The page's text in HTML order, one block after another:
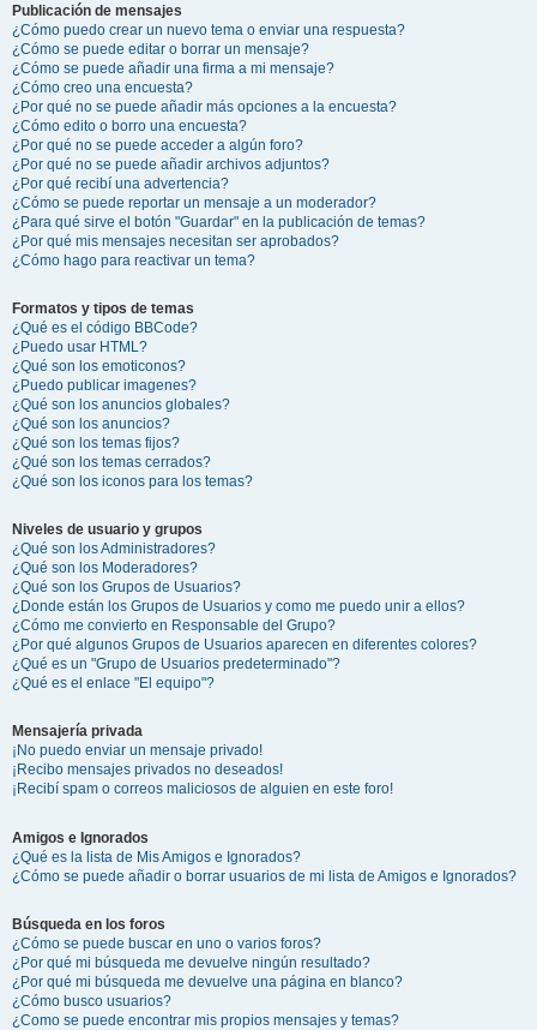
Publicación de mensajes
¿Cómo puedo crear un nuevo tema o enviar una respuesta?
¿Cómo se puede editar o borrar un mensaje?
¿Cómo se puede añadir una firma a mi mensaje?
¿Cómo creo una encuesta?
¿Por qué no se puede añadir más opciones a la encuesta?
¿Cómo edito o borro una encuesta?
¿Por qué no se puede acceder a algún foro?
¿Por qué no se puede añadir archivos adjuntos?
¿Por qué recibí una advertencia?
¿Cómo se puede reportar un mensaje a un moderador?
¿Para qué sirve el botón "Guardar" en la publicación de temas?
¿Por qué mis mensajes necesitan ser aprobados?
¿Cómo hago para reactivar un tema?
Formatos y tipos de temas
¿Qué es el código BBCode?
¿Puedo usar HTML?
¿Qué son los emoticonos?
¿Puedo publicar imagenes?
¿Qué son los anuncios globales?
¿Qué son los anuncios?
¿Qué son los temas fijos?
¿Qué son los temas cerrados?
¿Qué son los iconos para los temas?
Niveles de usuario y grupos
¿Qué son los Administradores?
¿Qué son los Moderadores?
¿Qué son los Grupos de Usuarios?
¿Donde están los Grupos de Usuarios y como me puedo unir a ellos?
¿Cómo me convierto en Responsable del Grupo?
¿Por qué algunos Grupos de Usuarios aparecen en diferentes colores?
¿Qué es un "Grupo de Usuarios predeterminado"?
¿Qué es el enlace "El equipo"?
Mensajería privada
¡No puedo enviar un mensaje privado!
¡Recibo mensajes privados no deseados!
¡Recibí spam o correos maliciosos de alguien en este foro!
Amigos e Ignorados
¿Qué es la lista de Mis Amigos e Ignorados?
¿Cómo se puede añadir o borrar usuarios de mi lista de Amigos e Ignorados?
Búsqueda en los foros
¿Cómo se puede buscar en uno o varios foros?
¿Por qué mi búsqueda me devuelve ningún resultado?
¿Por qué mi búsqueda me devuelve una página en blanco?
¿Cómo busco usuarios?
¿Como se puede encontrar mis propios mensajes y temas?